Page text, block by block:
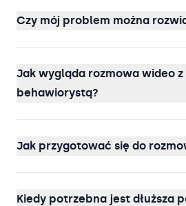
Czy mój problem można
Jak wygląda rozmowa wideo z
behawiorystą?
Jak przygotować się do
Kiedy potrzebna jest dłuższa